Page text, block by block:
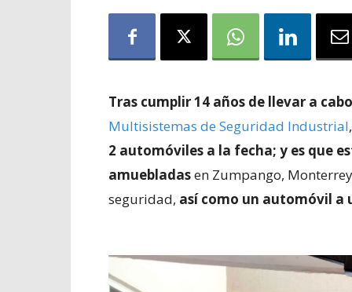
Tras cumplir 14 años de llevar a
Multisistemas de Seguridad Industrial
2 automóviles a la fecha; y es que
amuebladasen Zumpango,
seguridad, así como un automóvil